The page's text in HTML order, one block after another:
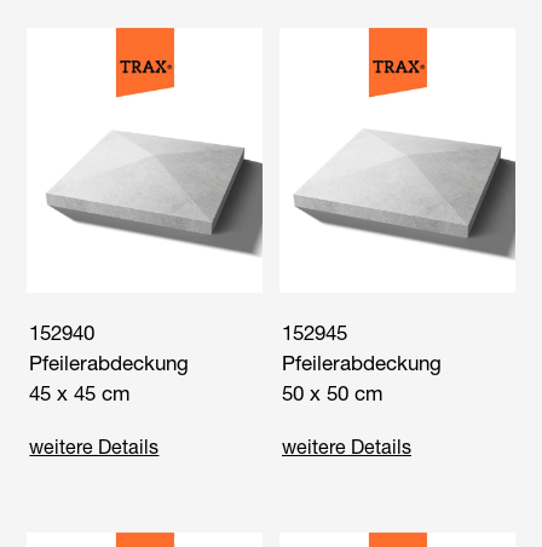
152940
Pfeilerabdeckung
45 x 45 cm
weitere Details
152945
Pfeilerabdeckung
50 x 50 cm
weitere Details